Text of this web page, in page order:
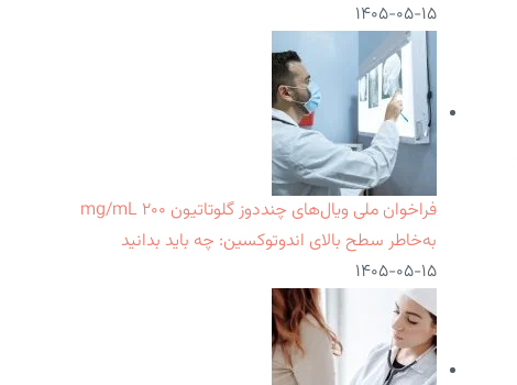
۱۴۰۵-۰۵-۱۵
فراخوان ملی ویال‌های چنددوز گلوتاتیون ۲۰۰ mg/mL
به‌خاطر سطح بالای اندوتوکسین: چه باید بدانید
۱۴۰۵-۰۵-۱۵